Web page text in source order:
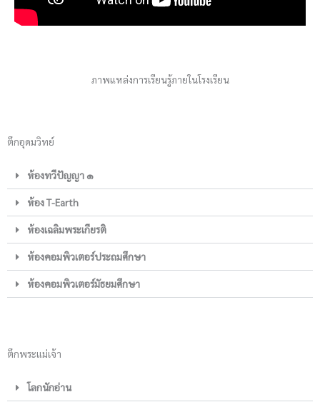
ภาพแหล่งการเรียนรู้ภายในโรงเรียน
ตึกอุดมวิทย์
ห้องทวีปัญญา ๑
ห้อง T-Earth
ห้องเฉลิมพระเกียรติ
ห้องคอมพิวเตอร์ประถมศึกษา
ห้องคอมพิวเตอร์มัธยมศึกษา
ตึกพระแม่เจ้า
โลกนักอ่าน